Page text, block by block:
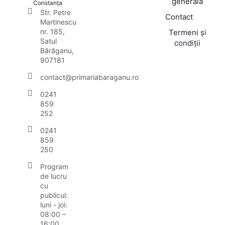
Constanța
Str. Petre
Martinescu
nr. 185,
Satul
Bărăganu,
907181
contact@primariabaraganu.ro
0241
859
252
0241
859
250
Program
de lucru
cu
publicul:
luni - joi:
08:00 –
Contact
Termeni și
condiții